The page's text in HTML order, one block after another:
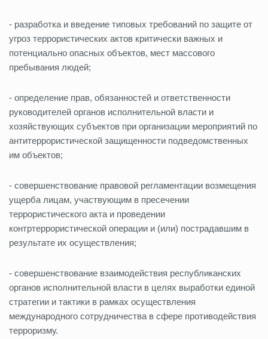
- разработка и введение типовых требований по защите от
угроз террористических актов критически важных и
потенциально опасных объектов, мест массового
пребывания людей;
- определение прав, обязанностей и ответственности
руководителей органов исполнительной власти и
хозяйствующих субъектов при организации мероприятий по
антитеррористической защищенности подведомственных
им объектов;
- совершенствование правовой регламентации возмещения
ущерба лицам, участвующим в пресечении
террористического акта и проведении
контртеррористической операции и (или) пострадавшим в
результате их осуществления;
- совершенствование взаимодействия республиканских
органов исполнительной власти в целях выработки единой
стратегии и тактики в рамках осуществления
международного сотрудничества в сфере противодействия
терроризму.